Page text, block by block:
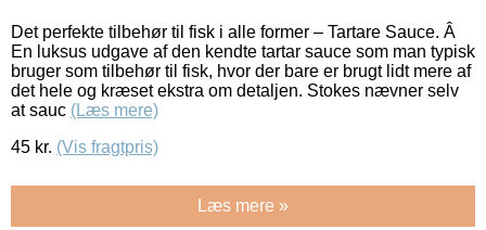
Det perfekte tilbehør til fisk i alle former – Tartare Sauce. Â
En luksus udgave af den kendte tartar sauce som man typisk
bruger som tilbehør til fisk, hvor der bare er brugt lidt mere af
det hele og kræset ekstra om detaljen. Stokes nævner selv
at sauc (Læs mere)
45 kr. (Vis fragtpris)
Læs mere »